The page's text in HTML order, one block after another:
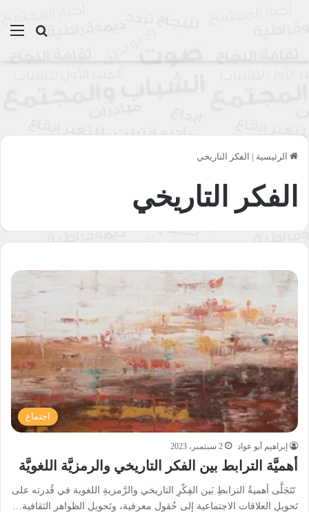
بحث
الرئيسية | الفكر التاريخي
الفكر التاريخي
اجتماع
إبراهيم أبو عواد 2 سبتمبر، 2023
أهميَّة الترابط بين الفكر التاريخي والرمزيَّة اللغويَّة
تَتَجَلَّى أهميةُ الترابطِ بَين الفِكْرِ التاريخي والرَّمزيةِ اللغوية في قُدرته على
تَحويلِ العلاقات الاجتماعية إلى حُقول معرفية، وتَحويلِ الظواهر الثقافية…